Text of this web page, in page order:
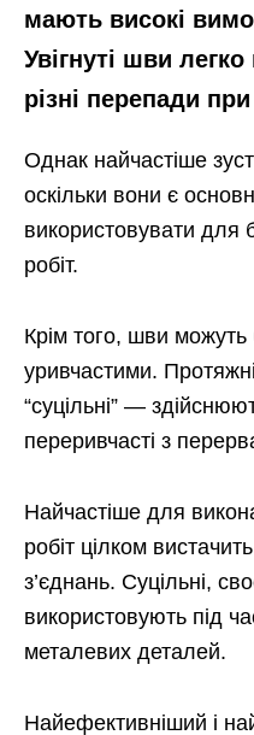
мають високі
Увігнуті шви
різні перепади
Однак найчастіше
оскільки вони є
використовувати для
робіт.
Крім того, шви
уривчастими.
“суцільні” —
переривчасті з
Найчастіше для
робіт цілком
з’єднань. Суцільні,
використовують під
металевих деталей.
Найефективніший і